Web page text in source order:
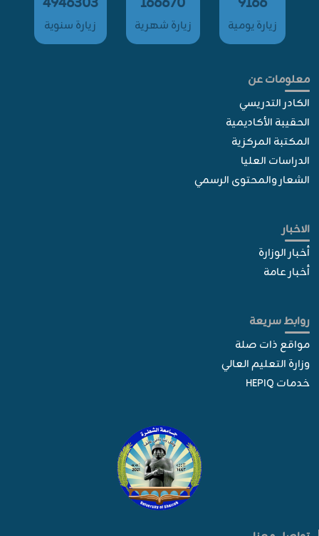
زيارة يومية زيارة شهرية زيارة سنوية
معلومات عن
الكادر التدريسي
الحقيبة الأكاديمية
المكتبة المركزية
الدراسات العليا
الشعار والمحتوى الرسمي
الاخبار
أخبار الوزارة
أخبار عامة
روابط سريعة
مواقع ذات صلة
وزارة التعليم العالي
خدمات HEPIQ